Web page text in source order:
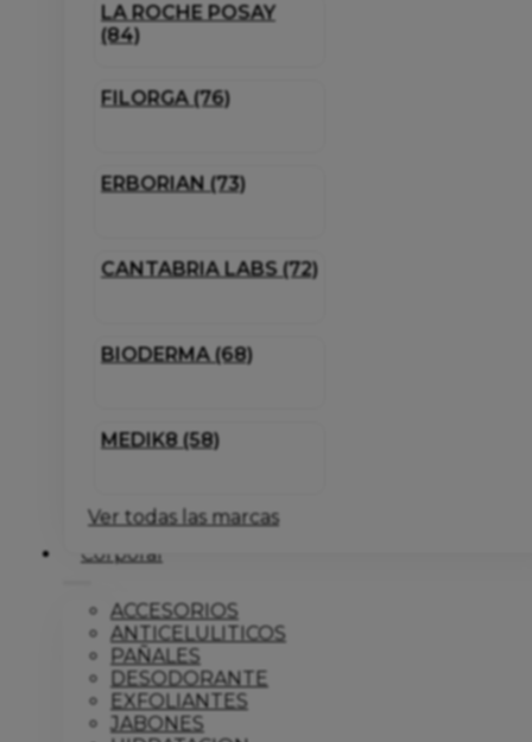
LA ROCHE POSAY
(84)
FILORGA (76)
ERBORIAN (73)
CANTABRIA LABS (72)
BIODERMA (68)
MEDIK8 (58)
Ver todas las marcas
Corporal
ACCESORIOS
ANTICELULITICOS
PAÑALES
DESODORANTE
EXFOLIANTES
JABONES